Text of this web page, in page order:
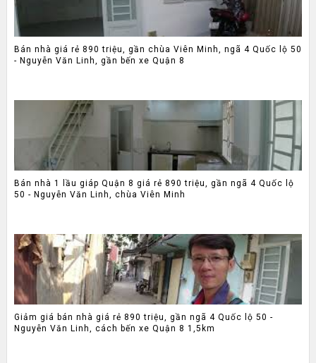
Bán nhà giá rẻ 890 triệu, gần chùa Viên Minh, ngã 4 Quốc lộ 50
- Nguyễn Văn Linh, gần bến xe Quận 8
Bán nhà 1 lầu giáp Quận 8 giá rẻ 890 triệu, gần ngã 4 Quốc lộ
50 - Nguyễn Văn Linh, chùa Viên Minh
Giảm giá bán nhà giá rẻ 890 triệu, gần ngã 4 Quốc lộ 50 -
Nguyễn Văn Linh, cách bến xe Quận 8 1,5km